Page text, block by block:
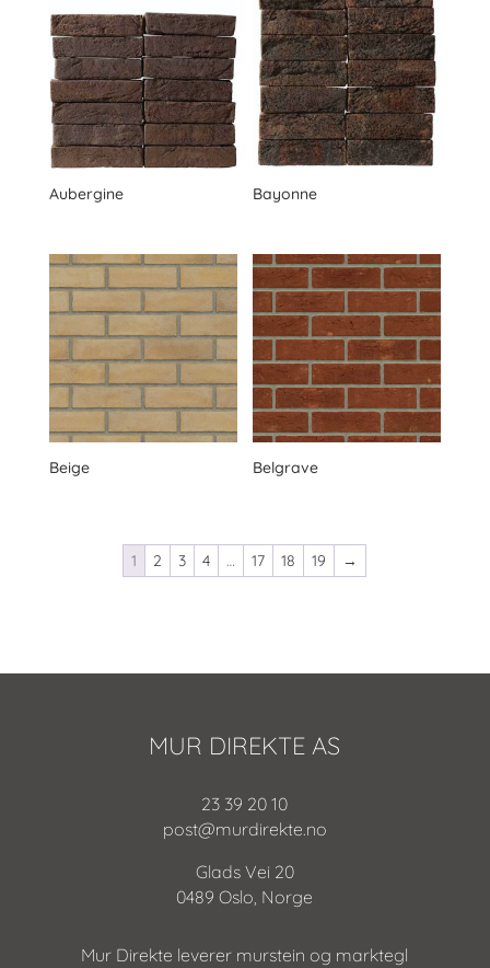
Aubergine Bayonne
Beige Belgrave
1 2 3 4 … 17 18 19 →
MUR DIREKTE AS
23 39 20 10
post@murdirekte.no
Glads Vei 20
0489 Oslo, Norge
Mur Direkte leverer murstein og marktegl